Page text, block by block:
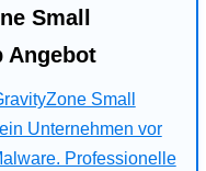
Small
Angebot
Small
Unternehmen vor
Professionelle